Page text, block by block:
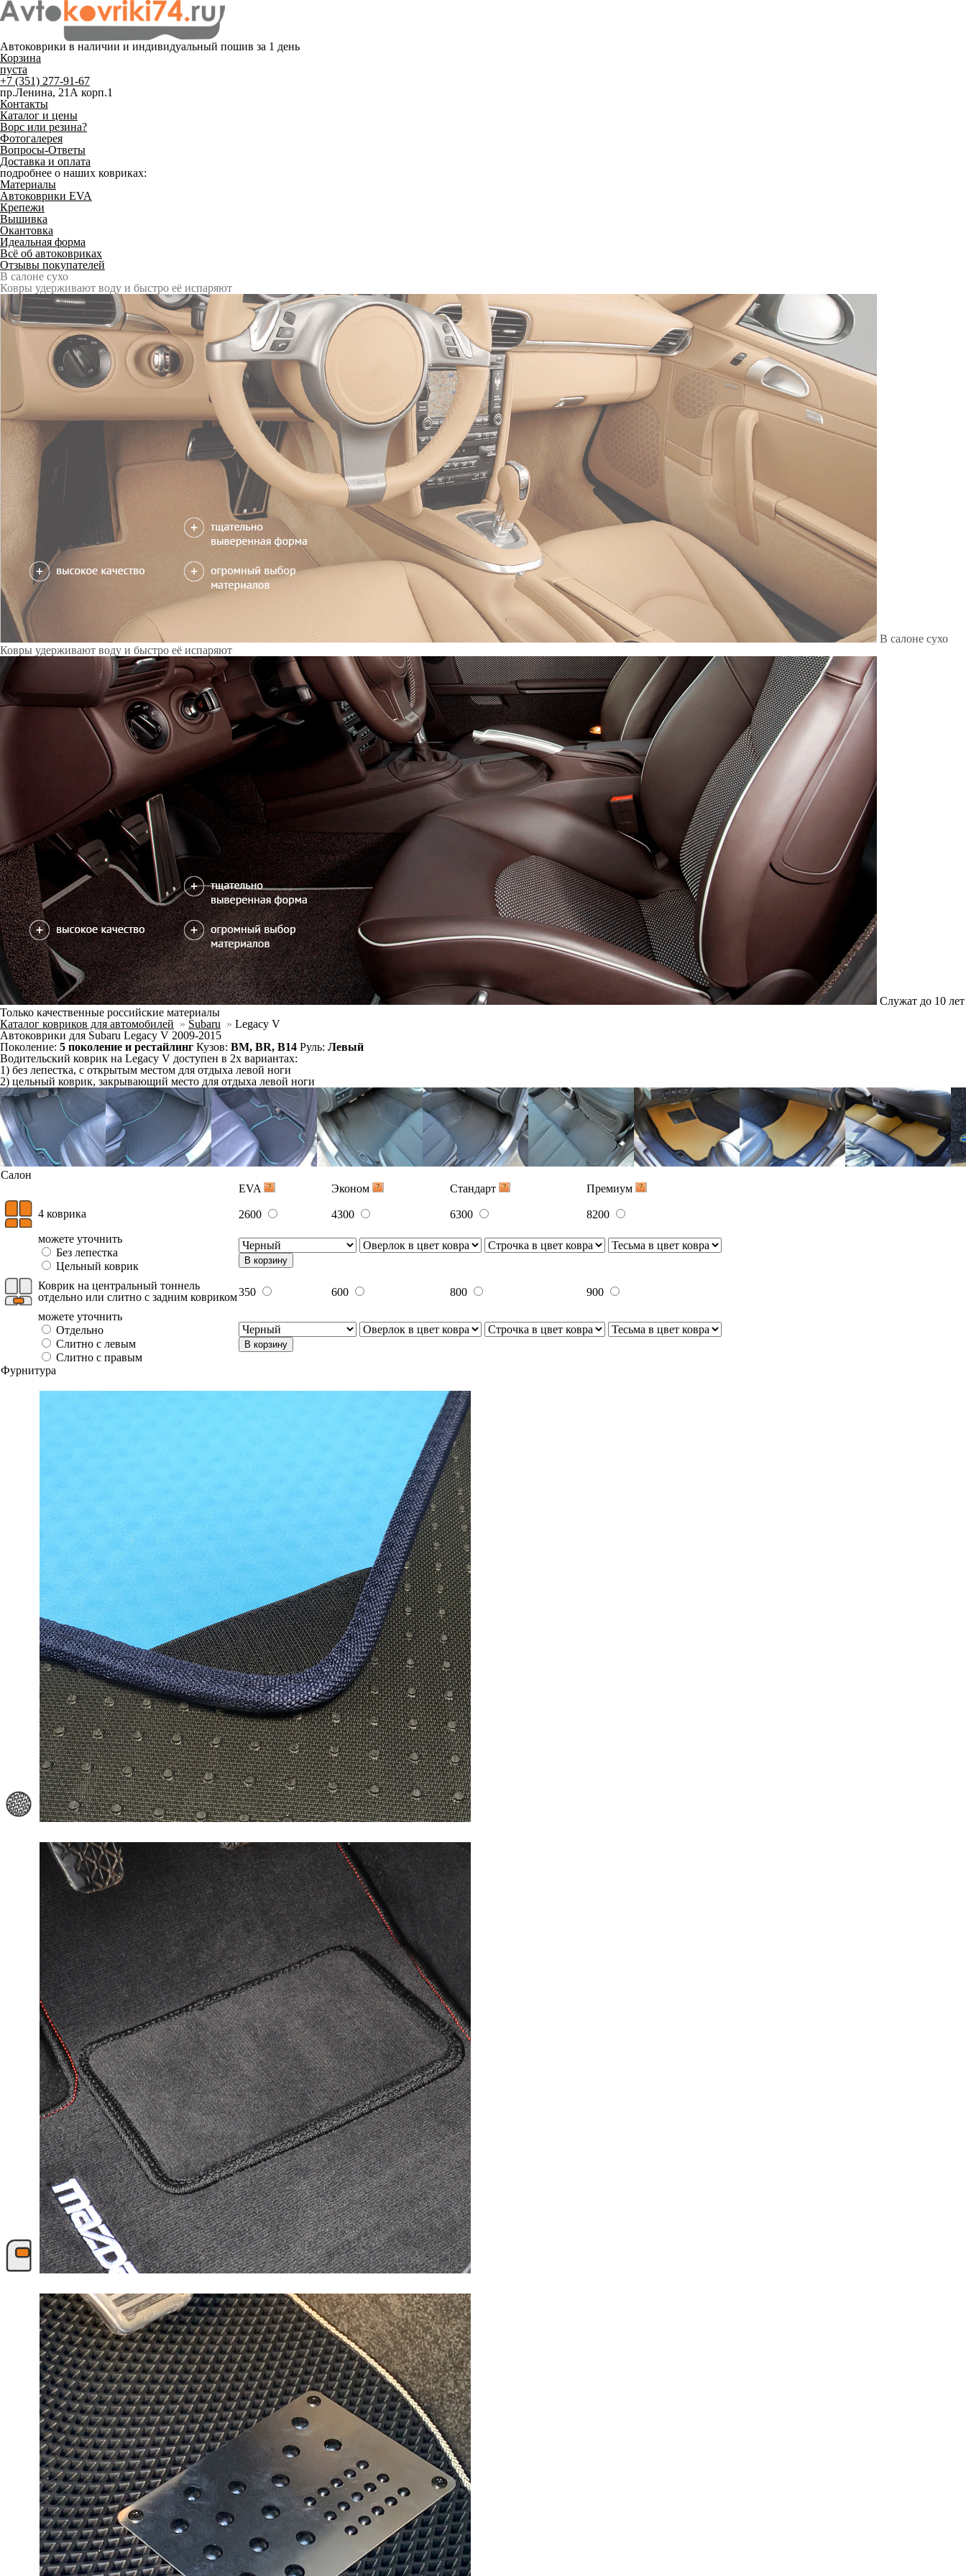
Автоковрики в наличии и индивидуальный пошив за 1 день
Корзина
пуста
+7 (351) 277-91-67
пр.Ленина, 21А корп.1
Контакты
Каталог и цены
Ворс или резина?
Фотогалерея
Вопросы-Ответы
Доставка и оплата
подробнее о наших ковриках:
Материалы
Автоковрики EVA
Крепежи
Вышивка
Окантовка
Идеальная форма
Всё об автоковриках
Отзывы покупателей
Служат до 10 лет
Только качественные российские материалы
Служат до 10 лет
Только качественные российские материалы
Каталог ковриков для автомобилей
» Subaru »
Legacy V
Автоковрики для Subaru Legacy V 2009-2015
Поколение:
5 поколение и рестайлинг Кузов: BM, BR, B14 Руль:
Левый
Водительский коврик на Legacy V доступен в 2х вариантах:
1) без лепестка, с открытым местом для отдыха левой ноги
2) цельный коврик, закрывающий место для отдыха левой ноги
EVA
Стандарт Премиум
4 коврика 2600 4300
можете уточнить
Без лепестка
Цельный коврик
В корзину
Коврик на центральный тоннель
отдельно или слитно с задним ковриком350 600 800
900
можете уточнить
Отдельно
Слитно с левым
Слитно с правым
В корзину
Фурнитура